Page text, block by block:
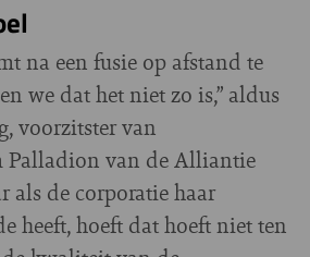
na een fusie op afstand te
we dat het niet zo is,” aldus
voorzitster van
Palladion van de Alliantie
als de corporatie haar
heeft, hoeft dat hoeft niet ten